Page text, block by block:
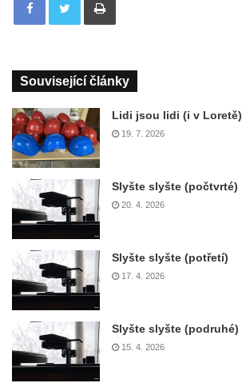
Související články
Lidi jsou lidi (i v Loretě)
19. 7. 2026
Slyšte slyšte (počtvrté)
20. 4. 2026
Slyšte slyšte (potřetí)
17. 4. 2026
Slyšte slyšte (podruhé)
15. 4. 2026